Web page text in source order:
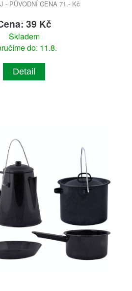
- PŮVODNÍ CENA 71.- Kč
39 Kč
Skladem
do: 11.8.
Detail